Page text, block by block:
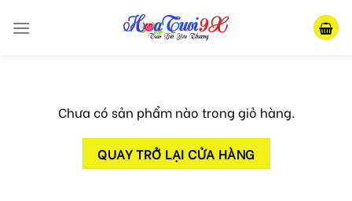
Chưa có sản phẩm nào trong giỏ hàng.
QUAY TRỞ LẠI CỬA HÀNG